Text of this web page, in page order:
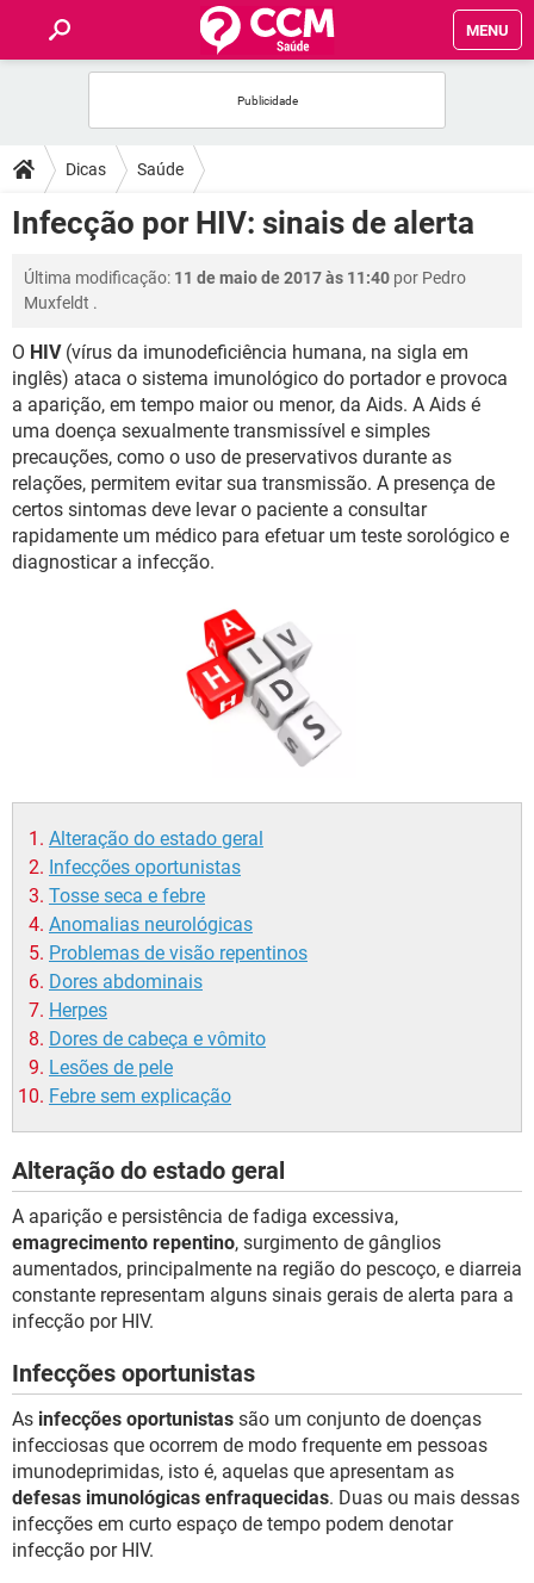
MENU
FÓRUM
SAÚDE
FAMÍLIA
BEM-ESTAR
SEXUALIDADE
GLOSSÁRIO
Dicas Saúde
Infecção por HIV: sinais de alerta
Última modificação: 11 de maio de 2017 às 11:40 por Pedro
Muxfeldt .
O HIV(vírus da imunodeficiência humana, na sigla em
inglês) ataca o sistema imunológico do portador e provoca
a aparição, em tempo maior ou menor, da Aids. A Aids é
uma doença sexualmente transmissível e simples
precauções, como o uso de preservativos durante as
relações, permitem evitar sua transmissão. A presença de
certos sintomas deve levar o paciente a consultar
rapidamente um médico para efetuar um teste sorológico e
diagnosticar a infecção.
Alteração do estado geral
Infecções oportunistas
Tosse seca e febre
Anomalias neurológicas
Problemas de visão repentinos
Dores abdominais
Herpes
Dores de cabeça e vômito
Lesões de pele
Febre sem explicação
Alteração do estado geral
A aparição e persistência de fadiga excessiva,
emagrecimento repentino, surgimento de gânglios
aumentados, principalmente na região do pescoço, e diarreia
constante representam alguns sinais gerais de alerta para a
infecção por HIV.
Infecções oportunistas
As infecções oportunistas são um conjunto de doenças
infecciosas que ocorrem de modo frequente em pessoas
imunodeprimidas, isto é, aquelas que apresentam as
defesas imunológicas enfraquecidas. Duas ou mais dessas
infecções em curto espaço de tempo podem denotar
infecção por HIV.